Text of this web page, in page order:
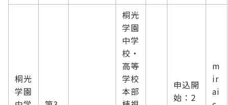
桐光
学園
桐光
学園
中学
校・
高等
学校
本部
申込開
始：2
m
ir
ai